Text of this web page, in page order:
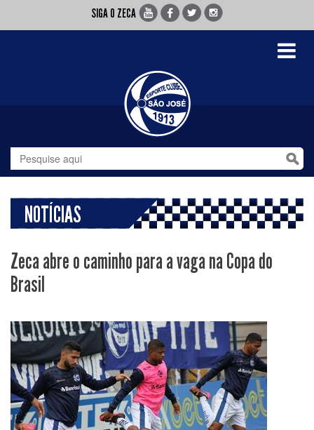
SIGA O ZECA
Toggle
NOTÍCIAS
Zeca abre o caminho para a vaga na Copa do
Brasil